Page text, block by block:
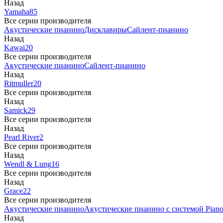
Назад
Yamaha85
Все серии производителя
Акустические пианиноДисклавирыСайлент-пианино
Назад
Kawai20
Все серии производителя
Акустические пианиноСайлент-пианино
Назад
Ritmuller20
Все серии производителя
Назад
Samick29
Все серии производителя
Назад
Pearl River2
Все серии производителя
Назад
Wendl & Lung16
Все серии производителя
Назад
Grace22
Все серии производителя
Акустические пианиноАкустические пианино с системой
Назад